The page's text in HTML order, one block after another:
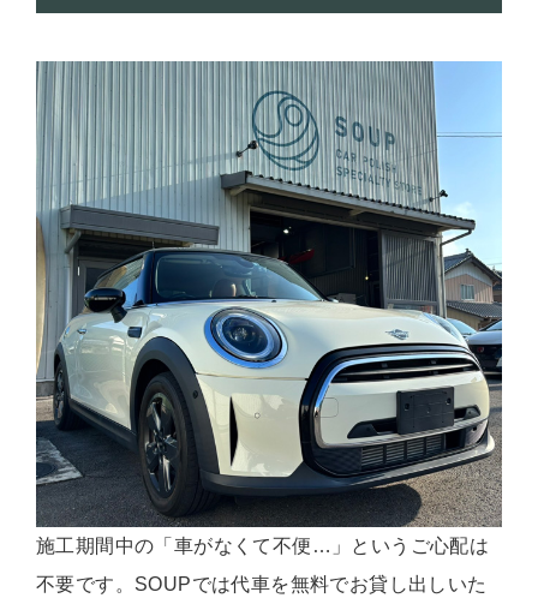
施工期間中の「車がなくて不便…」というご心配は
不要です。SOUPでは代車を無料でお貸し出しいた